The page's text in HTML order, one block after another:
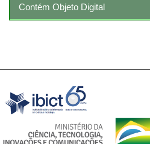
Contém Objeto Digital